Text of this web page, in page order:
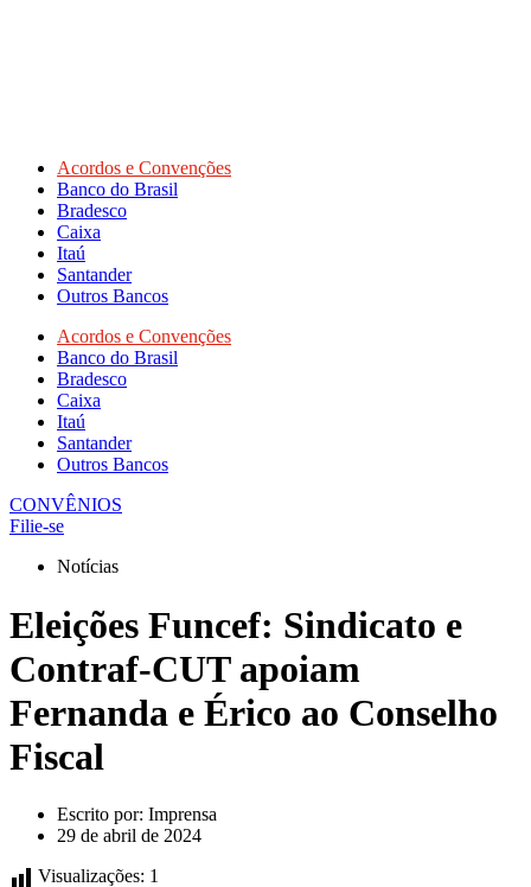
Acordos e Convenções
Banco do Brasil
Bradesco
Caixa
Itaú
Santander
Outros Bancos
Acordos e Convenções
Banco do Brasil
Bradesco
Caixa
Itaú
Santander
Outros Bancos
CONVÊNIOS
Filie-se
Notícias
Eleições Funcef: Sindicato e
Contraf-CUT apoiam
Fernanda e Érico ao Conselho
Fiscal
Escrito por: Imprensa
29 de abril de 2024
Visualizações: 1